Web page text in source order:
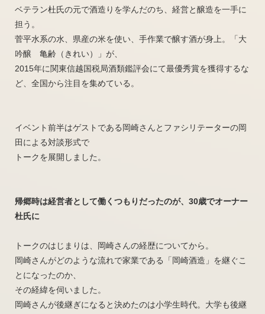
ベテラン杜氏の元で酒造りを学んだのち、経営と醸造を一手に
担う。
菅平水系の水、県産の米を使い、手作業で醸す酒が身上。「大
吟醸 亀齢（きれい）」が、
2015年に関東信越国税局酒類鑑評会にて最優秀賞を獲得するな
ど、全国から注目を集めている。
イベント前半はゲストである岡崎さんとファシリテーターの岡
田による対談形式で
トークを展開しました。
帰郷時は経営者として働くつもりだったのが、30歳でオーナー
杜氏に
トークのはじまりは、岡崎さんの経歴についてから。
岡崎さんがどのような流れで家業である「岡崎酒造」を継ぐこ
とになったのか、
その経緯を伺いました。
岡崎さんが後継ぎになると決めたのは小学生時代。大学も後継